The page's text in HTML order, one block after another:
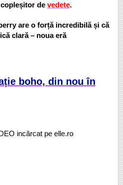
de vedete.
are o forță incredibilă și că
clară – noua eră
boho, din nou în
incărcat pe elle.ro